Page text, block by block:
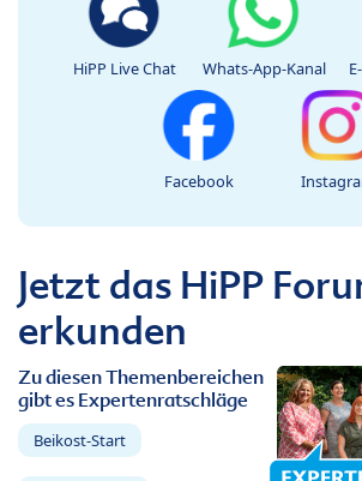
HiPP Live Chat Whats-App-Kanal
Facebook
Jetzt das HiPP
erkunden
Zu diesen Themenbereichen
gibt es Expertenratschläge
Beikost-Start